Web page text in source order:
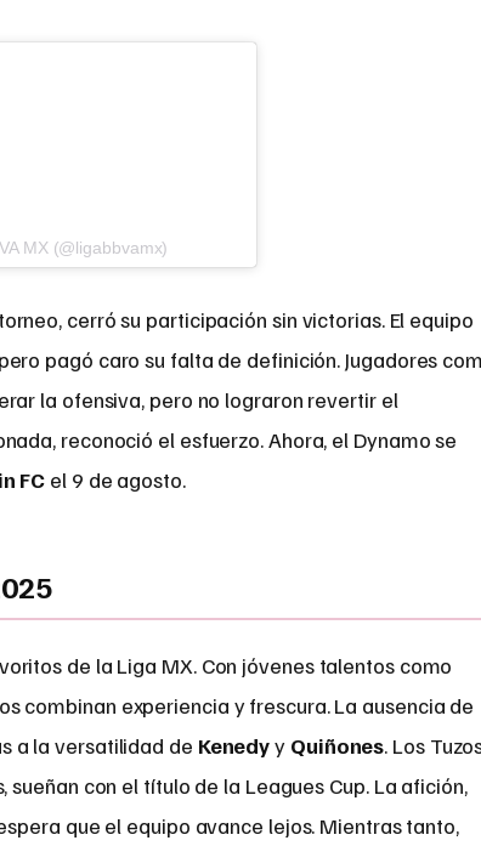
MX (@ligabbvamx)
cerró su participación sin victorias. El equipo
pagó caro su falta de definición. Jugadores
la ofensiva, pero no lograron revertir el
reconoció el esfuerzo. Ahora, el Dynamo se
FC el 9 de agosto.
de la Liga MX. Con jóvenes talentos como
combinan experiencia y frescura. La ausencia de
a la versatilidad de Kenedyy Quiñones. Los
sueñan con el título de la Leagues Cup. La afición,
que el equipo avance lejos. Mientras tanto,